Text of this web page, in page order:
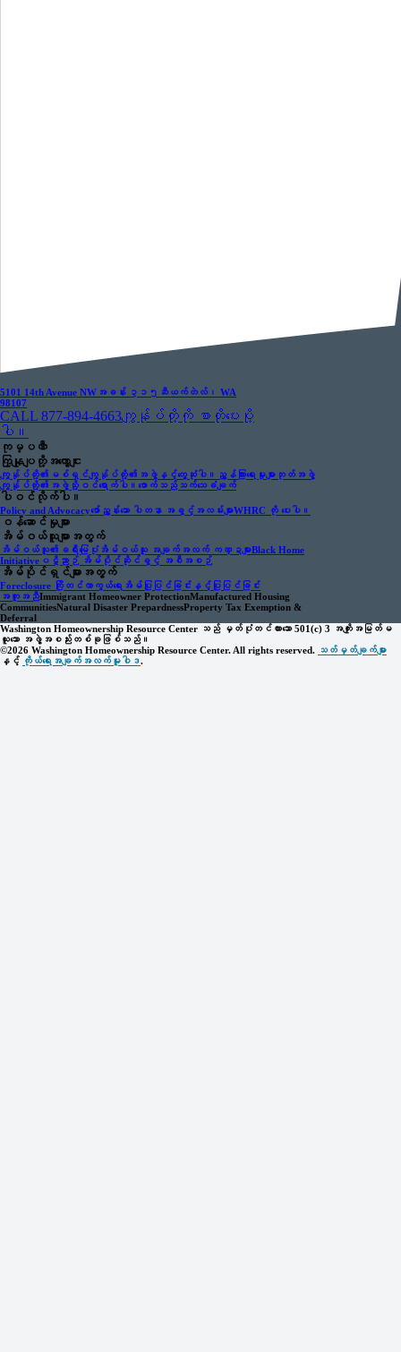
5101 14th Avenue NW အခန်း ၃၁၅ ဆီယက်တဲလ်၊ WA
98107
CALL 877-894-4663ကျွန်ုပ်တို့ကို စာတိုပေးပို့
ပါ။
ကုမ္ပဏီ
ကြှနျုပျတို့အကွောငျး
ကျွန်ုပ်တို့၏မစ်ရှင်ကျွန်ုပ်တို့၏အဖွဲ့နှင့်တွေ့ဆုံပါ။
ညွှန်ကြားရေးမှုးများဘုတ်အဖွဲ့
ကျွန်ုပ်တို့၏အဖွဲ့သို့ဝင်ရောက်ပါ။ ဖောက်သည်သက်သေခံချက်
ပါဝင်လိုက်ပါ။
Policy and Advocacyဖော်ညွှန်းသော ပါတနာ အခွင့်အလမ်းများWHRC ကို ပေးပါ။
ဝန်ဆောင်မှုများ
အိမ်ဝယ်သူများအတွက်
အိမ်ဝယ်သူ၏ခရီးမြေပုံအိမ်ဝယ်သူ အချက်အလက် ကဏ္ဍများBlack Home
Initiative ပဋိညာဉ် အိမ်ပိုင်ဆိုင်ခွင့် အစီအစဉ်
အိမ်ပိုင်ရှင်များအတွက်
Foreclosure ကြိုတင်ကာကွယ်ရေး အိမ်ပြုပြင်ခြင်းနှင့်ပြုပြင်ခြင်း
အကူအညီImmigrant Homeowner ProtectionManufactured Housing
CommunitiesNatural Disaster PrepardnessProperty Tax Exemption &
Deferral
Washington Homeownership Resource Center သည် မှတ်ပုံတင်ထားသော 501(c) 3 အကျိုးအမြတ်မ
ယူသော အဖွဲ့အစည်းတစ်ခုဖြစ်သည်။
©2026 Washington Homeownership Resource Center. All rights reserved. သတ်မှတ်ချက်များ
နှင့် ကိုယ်ရေးအချက်အလက်မူဝါဒ.